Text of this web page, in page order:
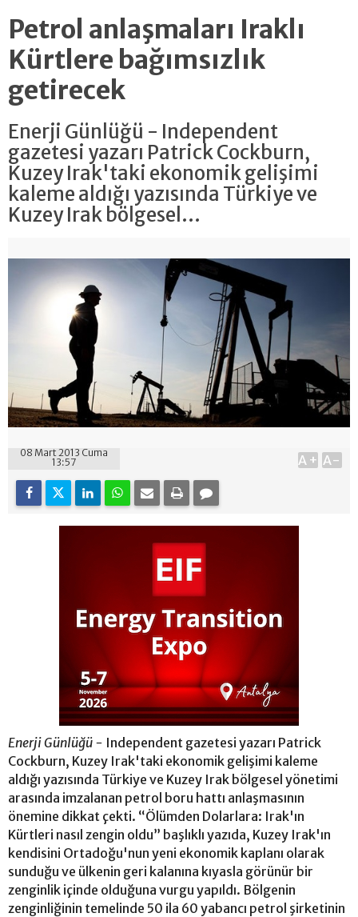
Petrol anlaşmaları Iraklı
Kürtlere bağımsızlık
getirecek
Enerji Günlüğü - Independent
gazetesi yazarı Patrick Cockburn,
Kuzey Irak'taki ekonomik gelişimi
kaleme aldığı yazısında Türkiye ve
Kuzey Irak bölgesel...
08 Mart 2013 Cuma
13:57
A+ A-
Enerji Günlüğü - Independent gazetesi yazarı Patrick
Cockburn, Kuzey Irak'taki ekonomik gelişimi kaleme
aldığı yazısında Türkiye ve Kuzey Irak bölgesel yönetimi
arasında imzalanan petrol boru hattı anlaşmasının
önemine dikkat çekti. “Ölümden Dolarlara: Irak'ın
Kürtleri nasıl zengin oldu” başlıklı yazıda, Kuzey Irak'ın
kendisini Ortadoğu'nun yeni ekonomik kaplanı olarak
sunduğu ve ülkenin geri kalanına kıyasla görünür bir
zenginlik içinde olduğuna vurgu yapıldı. Bölgenin
zenginliğinin temelinde 50 ila 60 yabancı petrol şirketinin